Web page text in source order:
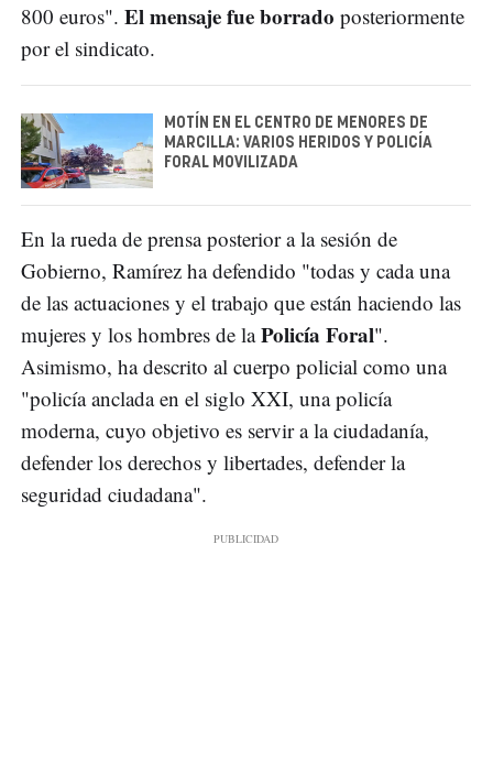
800 euros". El mensaje fue borrado posteriormente
por el sindicato.
MOTÍN EN EL CENTRO DE MENORES DE
MARCILLA: VARIOS HERIDOS Y POLICÍA
FORAL MOVILIZADA
En la rueda de prensa posterior a la sesión de
Gobierno, Ramírez ha defendido "todas y cada una
de las actuaciones y el trabajo que están haciendo las
mujeres y los hombres de laPolicía Foral".
Asimismo, ha descrito al cuerpo policial como una
"policía anclada en el siglo XXI, una policía
moderna, cuyo objetivo es servir a la ciudadanía,
defender los derechos y libertades, defender la
seguridad ciudadana".